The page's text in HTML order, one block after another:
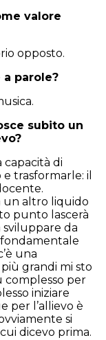
valore
opposto.
parole?
subito un
capacità di
trasformarle: il
un altro liquido
punto lascerà
da
una
grandi mi sto
complesso per
iniziare
per l’allievo è
si
dicevo prima.